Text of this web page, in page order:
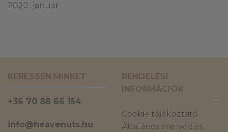
2020. január
KERESSEN MINKET
+36 70 88 66 154
info@heavenuts.hu
RENDELÉSI
INFORMÁCIÓK
Cookie tájékoztató
Általános szerződési